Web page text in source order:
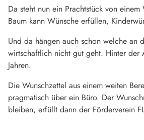
Da steht nun ein Prachtstück von
Baum kann Wünsche erfüllen,
Und da hängen auch schon welche an
wirtschaftlich nicht gut geht. Hinter der
Jahren.
Die Wunschzettel aus einem weiten
pragmatisch über ein Büro. Der
bleiben, erfüllt dann der Förderverein